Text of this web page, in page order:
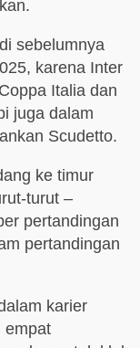
sebelumnya
karena Inter
Italia dan
juga dalam
Scudetto.
ke timur
turut –
pertandingan
pertandingan
karier
empat